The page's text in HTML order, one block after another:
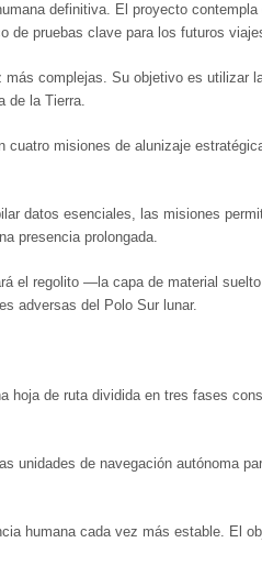
definitiva. El proyecto
de pruebas clave para los futuros
complejas. Su objetivo es utilizar
de la Tierra.
misiones de alunizaje
datos esenciales, las misiones
presencia prolongada.
el regolito —la capa de material
adversas del Polo Sur lunar.
hoja de ruta dividida en tres fases
unidades de navegación autónoma
humana cada vez más estable. El